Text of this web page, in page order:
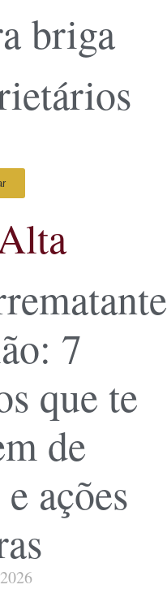
briga
7
que te
de
ações